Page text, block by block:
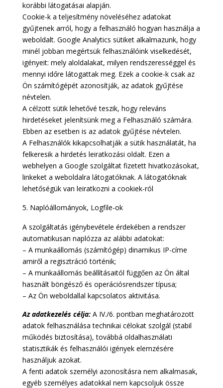
korábbi látogatásai alapján.
Cookie-k a teljesítmény növeléséhez adatokat
gyűjtenek arról, hogy a felhasználó hogyan használja a
weboldalt. Google Analytics sütiket alkalmazunk, hogy
minél jobban megértsük felhasználóink viselkedését,
igényeit: mely aloldalakat, milyen rendszerességgel és
mennyi időre látogattak meg. Ezek a cookie-k csak az
Ön számítógépét azonosítják, az adatok gyűjtése
névtelen.
A célzott sütik lehetővé teszik, hogy releváns
hirdetéseket jelenítsünk meg a Felhasználó számára.
Ebben az esetben is az adatok gyűjtése névtelen.
A Felhasználók kikapcsolhatják a sütik használatát, ha
felkeresik a hirdetés leiratkozási oldalt. Ezen a
webhelyen a Google szolgáltat fizetett hivatkozásokat,
linkeket a weboldalra látogatóknak. A látogatóknak
lehetőségük van leiratkozni a cookiek-ról
Naplóállományok, Logfile-ok
A szolgáltatás igénybevétele érdekében a rendszer
automatikusan naplózza az alábbi adatokat:
– A munkaállomás (számítógép) dinamikus IP-címe
amiről a regisztráció történik;
– A munkaállomás beállításaitól függően az Ön által
használt böngésző és operációsrendszer típusa;
– Az Ön weboldallal kapcsolatos aktivitása.
Az adatkezelés célja:A IV./6. pontban meghatározott
adatok felhasználása technikai célokat szolgál (stabil
működés biztosítása), továbbá oldalhasználati
statisztikák és felhasználói igények elemzésére
használjuk azokat.
A fenti adatok személyi azonosításra nem alkalmasak,
egyéb személyes adatokkal nem kapcsoljuk össze